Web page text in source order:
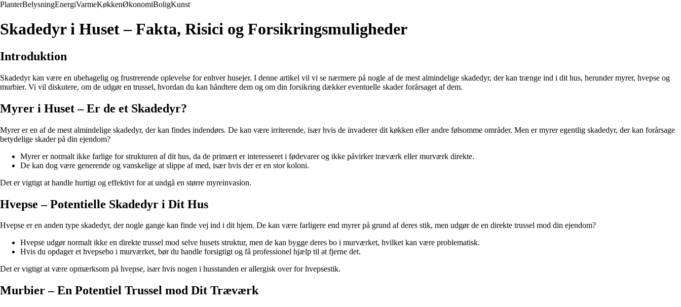
PlanterBelysningEnergiVarmeKøkkenØkonomiBoligKunst
Skadedyr i Huset – Fakta, Risici og Forsikringsmuligheder
Introduktion
Skadedyr kan være en ubehagelig og frustrerende oplevelse for enhver husejer. I denne artikel vil vi se nærmere på nogle af de mest almindelige skadedyr, der kan trænge ind i dit hus, herunder myrer, hvepse og
murbier. Vi vil diskutere, om de udgør en trussel, hvordan du kan håndtere dem og om din forsikring dækker eventuelle skader forårsaget af dem.
Myrer i Huset – Er de et Skadedyr?
Myrer er en af de mest almindelige skadedyr, der kan findes indendørs. De kan være irriterende, især hvis de invaderer dit køkken eller andre følsomme områder. Men er myrer egentlig skadedyr, der kan forårsage
betydelige skader på din ejendom?
Myrer er normalt ikke farlige for strukturen af dit hus, da de primært er interesseret i fødevarer og ikke påvirker træværk eller murværk direkte.
De kan dog være generende og vanskelige at slippe af med, især hvis der er en stor koloni.
Det er vigtigt at handle hurtigt og effektivt for at undgå en større myreinvasion.
Hvepse – Potentielle Skadedyr i Dit Hus
Hvepse er en anden type skadedyr, der nogle gange kan finde vej ind i dit hjem. De kan være farligere end myrer på grund af deres stik, men udgør de en direkte trussel mod din ejendom?
Hvepse udgør normalt ikke en direkte trussel mod selve husets struktur, men de kan bygge deres bo i murværket, hvilket kan være problematisk.
Hvis du opdager et hvepsebo i murværket, bør du handle forsigtigt og få professionel hjælp til at fjerne det.
Det er vigtigt at være opmærksom på hvepse, især hvis nogen i husstanden er allergisk over for hvepsestik.
Murbier – En Potentiel Trussel mod Dit Træværk